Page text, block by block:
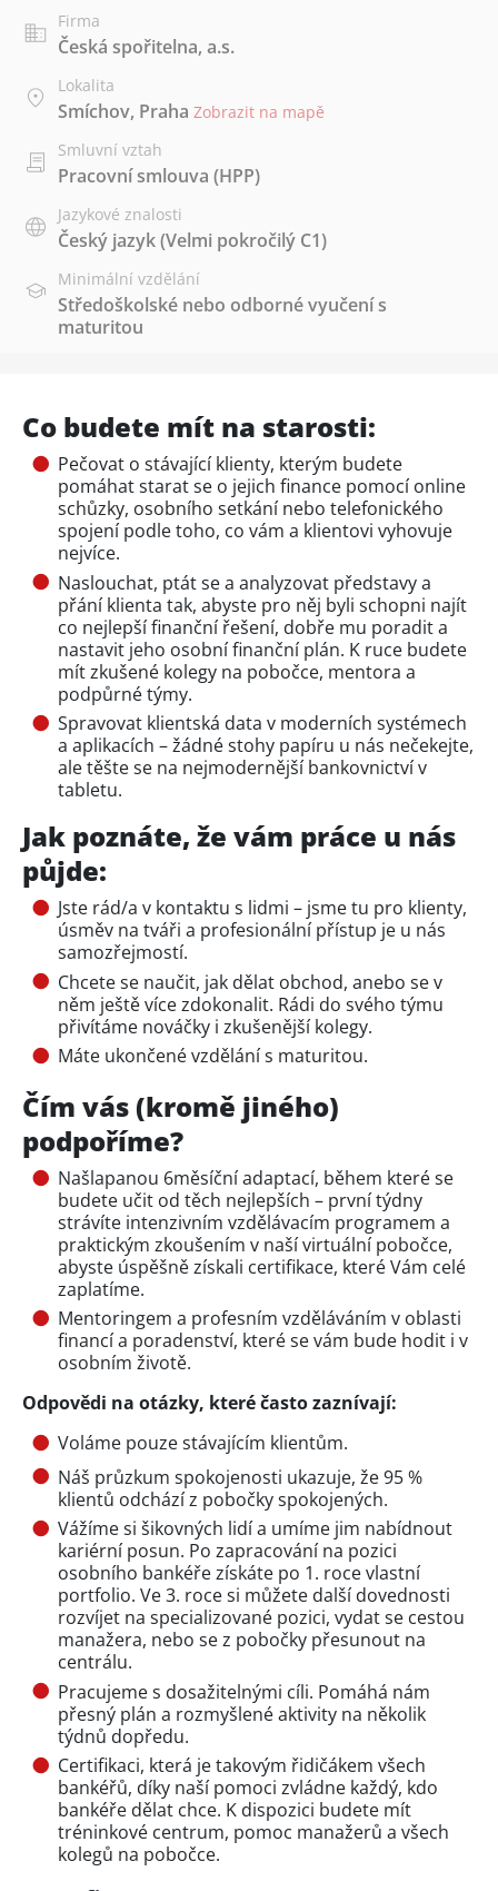
Firma
Česká spořitelna, a.s.
Lokalita
Smíchov, Praha Zobrazit na mapě
Smluvní vztah
Pracovní smlouva (HPP)
Jazykové znalosti
Český jazyk(Velmi pokročilý C1)
Minimální vzdělání
Středoškolské nebo odborné vyučení s
maturitou
Co budete mít na starosti:
Pečovat o stávající klienty, kterým budete
pomáhat starat se o jejich finance pomocí online
schůzky, osobního setkání nebo telefonického
spojení podle toho, co vám a klientovi vyhovuje
nejvíce.
Naslouchat, ptát se a analyzovat představy a
přání klienta tak, abyste pro něj byli schopni najít
co nejlepší finanční řešení, dobře mu poradit a
nastavit jeho osobní finanční plán. K ruce budete
mít zkušené kolegy na pobočce, mentora a
podpůrné týmy.
Spravovat klientská data v moderních systémech
a aplikacích – žádné stohy papíru u nás nečekejte,
ale těšte se na nejmodernější bankovnictví v
tabletu.
Jak poznáte, že vám práce u nás
půjde:
Jste rád/a v kontaktu s lidmi – jsme tu pro klienty,
úsměv na tváři a profesionální přístup je u nás
samozřejmostí.
Chcete se naučit, jak dělat obchod, anebo se v
něm ještě více zdokonalit. Rádi do svého týmu
přivítáme nováčky i zkušenější kolegy.
Máte ukončené vzdělání s maturitou.
Čím vás (kromě jiného)
podpoříme?
Našlapanou 6měsíční adaptací, během které se
budete učit od těch nejlepších – první týdny
strávíte intenzivním vzdělávacím programem a
praktickým zkoušením v naší virtuální pobočce,
abyste úspěšně získali certifikace, které Vám celé
zaplatíme.
Mentoringem a profesním vzděláváním v oblasti
financí a poradenství, které se vám bude hodit i v
osobním životě.
Odpovědi na otázky, které často zaznívají:
Voláme pouze stávajícím klientům.
Náš průzkum spokojenosti ukazuje, že 95 %
klientů odchází z pobočky spokojených.
Vážíme si šikovných lidí a umíme jim nabídnout
kariérní posun. Po zapracování na pozici
osobního bankéře získáte po 1. roce vlastní
portfolio. Ve 3. roce si můžete další dovednosti
rozvíjet na specializované pozici, vydat se cestou
manažera, nebo se z pobočky přesunout na
centrálu.
Pracujeme s dosažitelnými cíli. Pomáhá nám
přesný plán a rozmyšlené aktivity na několik
týdnů dopředu.
Certifikaci, která je takovým řidičákem všech
bankéřů, díky naší pomoci zvládne každý, kdo
bankéře dělat chce. K dispozici budete mít
tréninkové centrum, pomoc manažerů a všech
kolegů na pobočce.